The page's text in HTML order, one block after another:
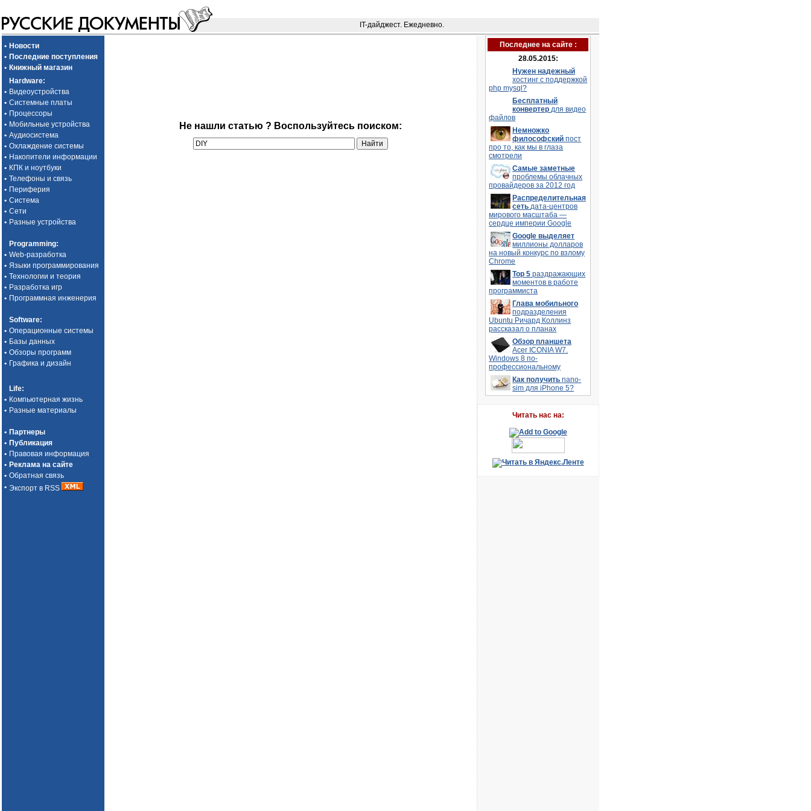
IT-дайджест. Ежедневно.
• Новости
• Последние поступления
• Книжный магазин
Hardware:
• Видеоустройства
• Системные платы
• Процессоры
• Мобильные устройства
• Аудиосистема
• Охлаждение системы
• Накопители информации
• КПК и ноутбуки
• Телефоны и связь
• Периферия
• Система
• Сети
• Разные устройства
Programming:
• Web-разработка
• Языки программирования
• Технологии и теория
• Разработка игр
• Программная инженерия
Software:
• Операционные системы
• Базы данных
• Обзоры программ
• Графика и дизайн
Life:
• Компьютерная жизнь
• Разные материалы
• Партнеры
• Публикация
• Правовая информация
• Реклама на сайте
• Обратная связь
• Экспорт в RSS
Не нашли статью ? Воспользуйтесь поиском:
Последнее на сайте :
28.05.2015:
Нужен надежный
хостинг с поддержкой
php mysql?
Бесплатный
конвертердля видео
файлов
Немножко
философскийпост
про то, как мы в глаза
смотрели
Самые заметные
проблемы облачных
провайдеров за 2012 год
Распределительная
сетьдата-центров
мирового масштаба —
сердце империи Google
Google выделяет
миллионы долларов
на новый конкурс по взлому
Chrome
Top 5раздражающих
моментов в работе
программиста
Глава мобильного
подразделения
Ubuntu Ричард Коллинз
рассказал о планах
Обзор планшета
Acer ICONIA W7.
Windows 8 по-
профессиональному
Как получитьnano-
sim для iPhone 5?
Читать наc на: